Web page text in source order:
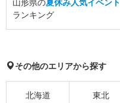
ランキング
その他のエリアから探す
北海道 東北